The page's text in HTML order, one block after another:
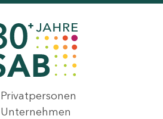
Privatpersonen
Unternehmen